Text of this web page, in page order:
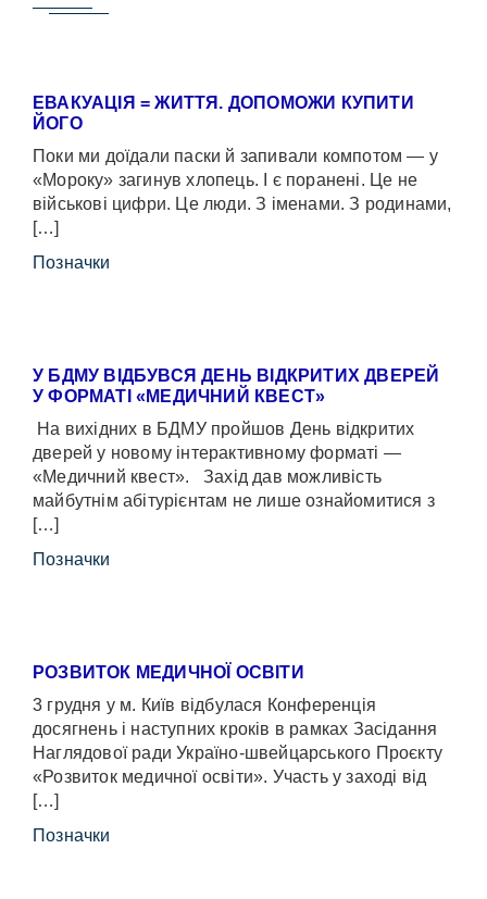
ЕВАКУАЦІЯ = ЖИТТЯ. ДОПОМОЖИ КУПИТИ
ЙОГО
Поки ми доїдали паски й запивали компотом — у
«Мороку» загинув хлопець. І є поранені. Це не
військові цифри. Це люди. З іменами. З родинами,
[…]
Позначки
У БДМУ ВІДБУВСЯ ДЕНЬ ВІДКРИТИХ ДВЕРЕЙ
У ФОРМАТІ «МЕДИЧНИЙ КВЕСТ»
На вихідних в БДМУ пройшов День відкритих
дверей у новому інтерактивному форматі —
«Медичний квест». Захід дав можливість
майбутнім абітурієнтам не лише ознайомитися з
[…]
Позначки
РОЗВИТОК МЕДИЧНОЇ ОСВІТИ
3 грудня у м. Київ відбулася Конференція
досягнень і наступних кроків в рамках Засідання
Наглядової ради Україно-швейцарського Проєкту
«Розвиток медичної освіти». Участь у заході від
[…]
Позначки